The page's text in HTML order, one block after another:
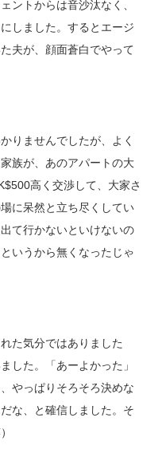
ントからは音沙汰なく、
しました。するとエージ
夫が、顔面蒼白でやって
りませんでしたが、よく
族が、あのアパートの大
高く交渉して、大家さ
に呆然と立ち尽くしてい
て行かないといけないの
いうから無くなったじゃ
た気分ではありました
した。「あーよかった」
やっぱりそろそろ決めな
な、と確信しました。そ